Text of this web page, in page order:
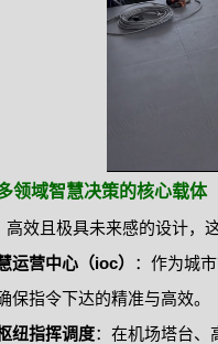
领域智慧决策的核心载体
高效且极具未来感的设计，
运营中心（ioc）
：作为城
保指令下达的精准与高效。
纽指挥调度：在机场塔台、